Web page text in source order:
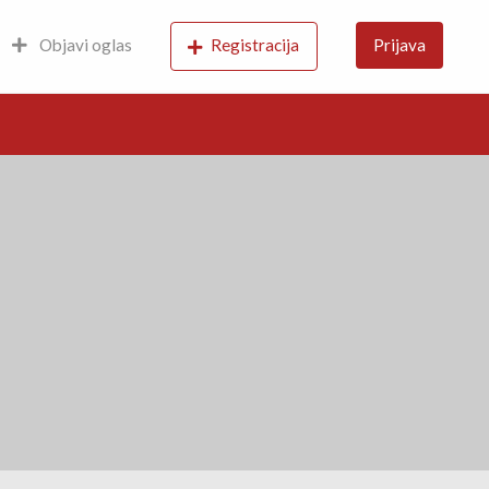
Objavi oglas Registracija Prijava